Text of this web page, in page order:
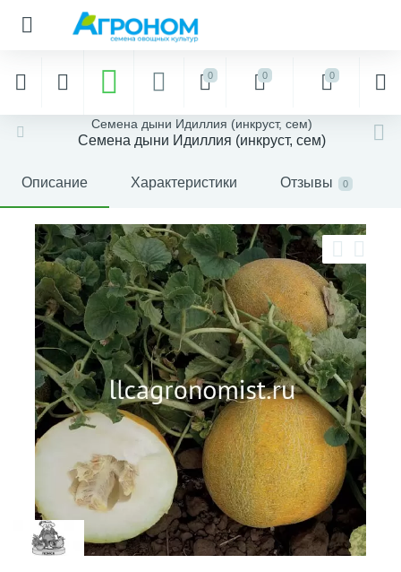
0 0 0
Семена дыни Идиллия (инкруст, сем)
Семена дыни Идиллия (инкруст, сем)
Описание Характеристики Отзывы 0